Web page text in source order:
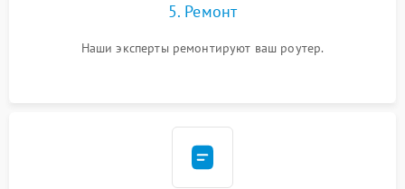
5. Ремонт
Наши эксперты ремонтируют ваш роутер.